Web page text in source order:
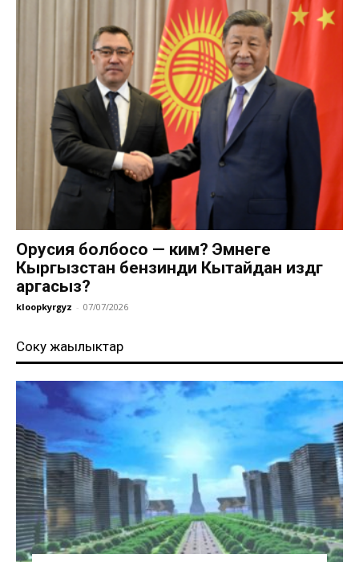
Орусия болбосо — ким? Эмнеге
Кыргызстан бензинди Кытайдан издөөгө
аргасыз?
kloopkyrgyz - 07/07/2026
Соңку жаңылыктар